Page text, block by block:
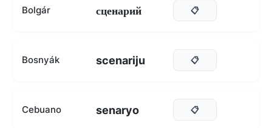
Bolgár сценарий 📋
Bosnyák scenariju 📋
Cebuano senaryo 📋